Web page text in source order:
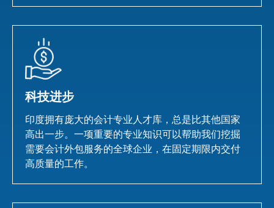
科技进步
印度拥有庞大的会计专业人才库，总是比其他国家
高出一步。一项重要的专业知识可以帮助我们挖掘
需要会计外包服务的全球企业，在固定期限内交付
高质量的工作。